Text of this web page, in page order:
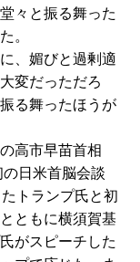
々と振る舞った
。
、媚びと過剰適
変だっただろ
る舞ったほうが
高市早苗首相
日米首脳会談
トランプ氏と初
ともに横須賀基
がスピーチした